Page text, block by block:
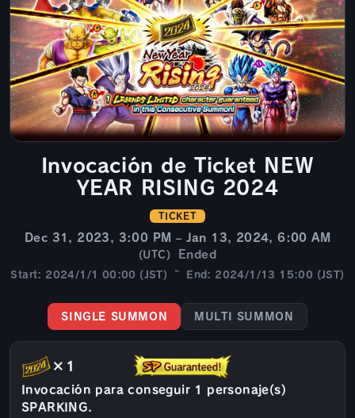
Invocación de Ticket NEW
YEAR RISING 2024
TICKET
Dec 31, 2023, 3:00 PM – Jan 13, 2024, 6:00 AM
(UTC) Ended
Start: 2024/1/1 00:00 (JST) ~ End: 2024/1/13 15:00 (JST)
SINGLE SUMMON MULTI SUMMON
×1
Invocación para conseguir 1 personaje(s)
SPARKING.